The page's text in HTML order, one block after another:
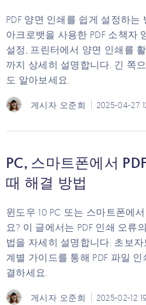
PDF 양면 인쇄를 쉽게 설정하
아크로뱃을 사용한 PDF 소책자
설정, 프린터에서 양면 인쇄를
까지 상세히 설명합니다. 긴 쪽
도 알아보세요.
게시자 오준희 2025-04-27
PC, 스마트폰에서
때 해결 방법
윈도우 10 PC 또는 스마트폰에
요? 이 글에서는 PDF 인쇄 오류
법을 자세히 설명합니다. 초보
계별 가이드를 통해 PDF 파일
결하세요.
게시자 오준희 2025-02-12